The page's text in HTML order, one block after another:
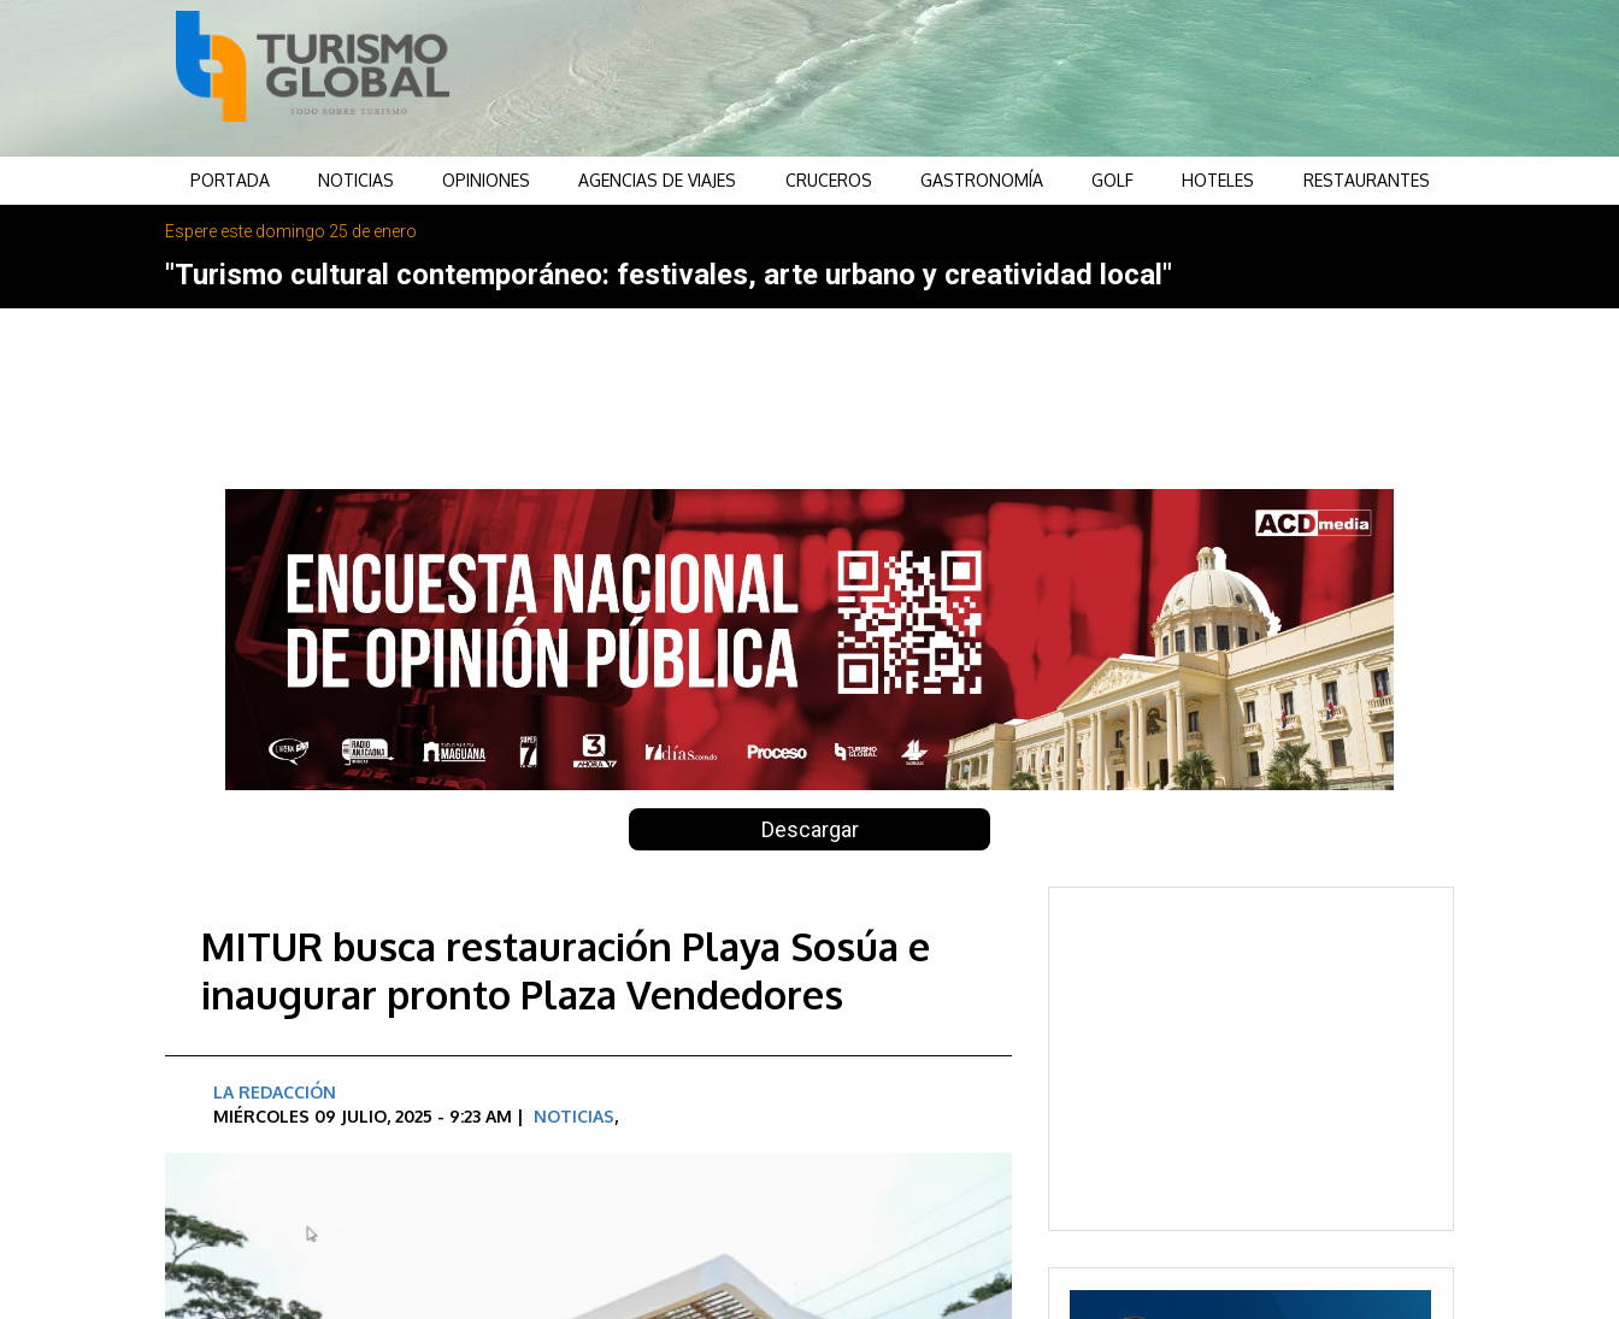
PORTADA NOTICIAS OPINIONES AGENCIAS DE VIAJES CRUCEROS GASTRONOMÍA GOLF HOTELES RESTAURANTES
Espere este domingo 25 de enero
"Turismo cultural contemporáneo: festivales, arte urbano y creatividad local"
Descargar
MITUR busca restauración Playa Sosúa e
inaugurar pronto Plaza Vendedores
LA REDACCIÓN
MIÉRCOLES 09 JULIO, 2025 - 9:23 AM | NOTICIAS,